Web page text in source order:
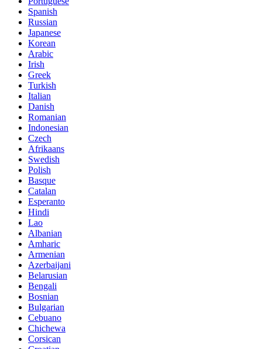
Spanish
Russian
Japanese
Korean
Arabic
Irish
Greek
Turkish
Italian
Danish
Romanian
Indonesian
Czech
Afrikaans
Swedish
Polish
Basque
Catalan
Esperanto
Hindi
Lao
Albanian
Amharic
Armenian
Azerbaijani
Belarusian
Bengali
Bosnian
Bulgarian
Cebuano
Chichewa
Corsican